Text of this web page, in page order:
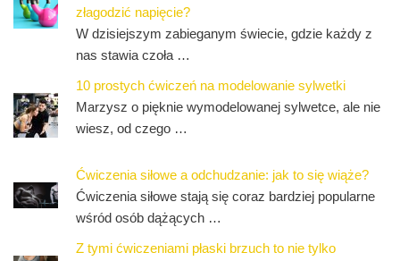
złagodzić napięcie?
W dzisiejszym zabieganym świecie, gdzie każdy z
nas stawia czoła …
10 prostych ćwiczeń na modelowanie sylwetki
Marzysz o pięknie wymodelowanej sylwetce, ale nie
wiesz, od czego …
Ćwiczenia siłowe a odchudzanie: jak to się wiąże?
Ćwiczenia siłowe stają się coraz bardziej popularne
wśród osób dążących …
Z tymi ćwiczeniami płaski brzuch to nie tylko